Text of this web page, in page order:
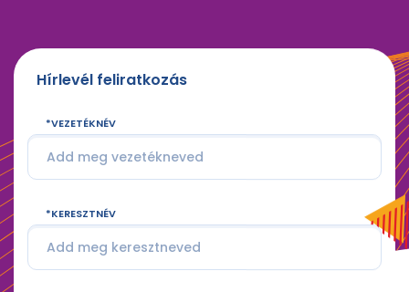
Hírlevél feliratkozás
VEZETÉKNÉV
KERESZTNÉV